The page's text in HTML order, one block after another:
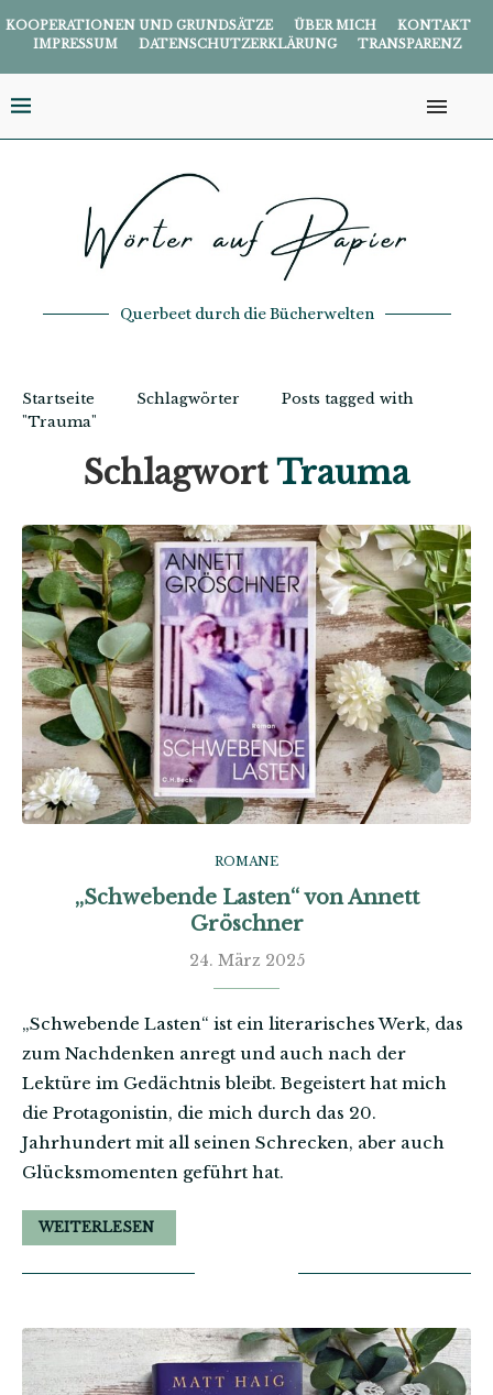
KOOPERATIONEN UND GRUNDSÄTZE ÜBER MICH
KONTAKT
IMPRESSUM
DATENSCHUTZERKLÄRUNG TRANSPARENZ
Querbeet durch die Bücherwelten
Startseite Schlagwörter
Posts tagged with
"Trauma"
SchlagwortTrauma
ROMANE
„Schwebende Lasten“ von Annett
Gröschner
24. März 2025
„Schwebende Lasten“ ist ein literarisches Werk, das
zum Nachdenken anregt und auch nach der
Lektüre im Gedächtnis bleibt. Begeistert hat mich
die Protagonistin, die mich durch das 20.
Jahrhundert mit all seinen Schrecken, aber auch
Glücksmomenten geführt hat.
WEITERLESEN